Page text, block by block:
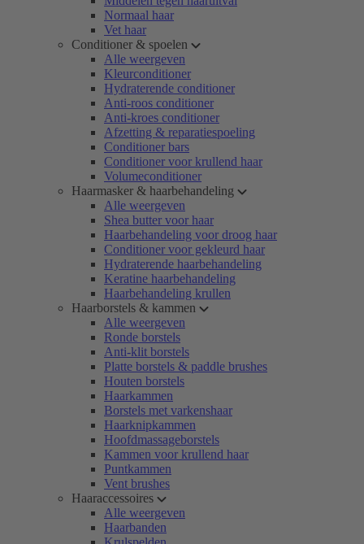
Normaal haar
Vet haar
Conditioner & spoelen
Alle weergeven
Kleurconditioner
Hydraterende conditioner
Anti-roos conditioner
Anti-kroes conditioner
Afzetting & reparatiespoeling
Conditioner bars
Conditioner voor krullend haar
Volumeconditioner
Haarmasker & haarbehandeling
Alle weergeven
Shea butter voor haar
Haarbehandeling voor droog haar
Conditioner voor gekleurd haar
Hydraterende haarbehandeling
Keratine haarbehandeling
Haarbehandeling krullen
Haarborstels & kammen
Alle weergeven
Ronde borstels
Anti-klit borstels
Platte borstels & paddle brushes
Houten borstels
Haarkammen
Borstels met varkenshaar
Haarknipkammen
Hoofdmassageborstels
Kammen voor krullend haar
Puntkammen
Vent brushes
Haaraccessoires
Alle weergeven
Haarbanden